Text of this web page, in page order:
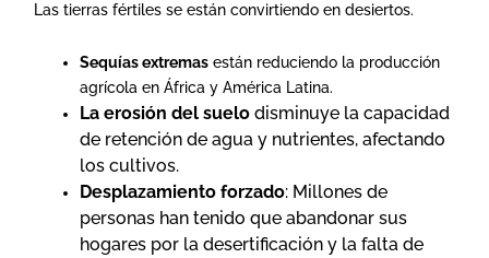
Las tierras fértiles se están convirtiendo en desiertos.
Sequías extremas están reduciendo la producción
agrícola en África y América Latina.
La erosión del suelo disminuye la capacidad
de retención de agua y nutrientes, afectando
los cultivos.
Desplazamiento forzado: Millones de
personas han tenido que abandonar sus
hogares por la desertificación y la falta de